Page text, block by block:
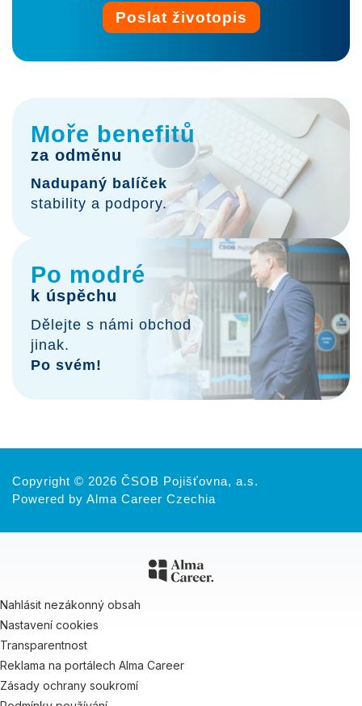
Poslat životopis
Moře benefitů
za odměnu
Nadupaný balíček
stability a podpory.
Po modré
k úspěchu
Dělejte s námi obchod
jinak.
Po svém!
Copyright © 2026 ČSOB Pojišťovna, a.s.
Powered by Alma Career Czechia
Nahlásit nezákonný obsah
Nastavení cookies
Transparentnost
Reklama na portálech Alma Career
Zásady ochrany soukromí